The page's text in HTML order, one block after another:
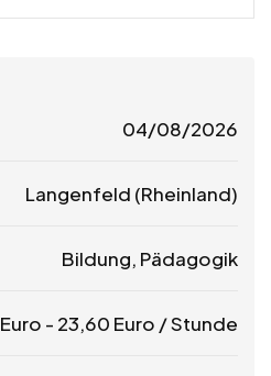
04/08/2026
Langenfeld (Rheinland)
Bildung, Pädagogik
Euro - 23,60 Euro / Stunde